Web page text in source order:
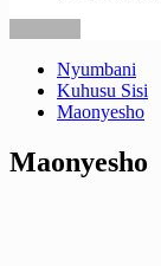
Nyumbani
Kuhusu Sisi
Maonyesho
Maonyesho